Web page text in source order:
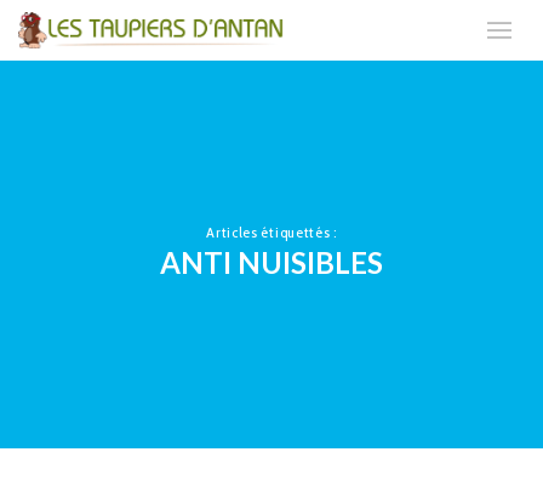
Articles étiquettés :
ANTI NUISIBLES